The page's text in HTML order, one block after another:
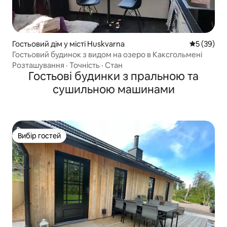
Гостьовий дім у місті Huskvarna Середня
5 (39)
Гостьовий будинок з видом на озеро в Каксгольмені
Розташування · Точність · Стан
Гостьові будинки з пральною та
сушильною машинами
Вибір гостей
Вибір гостей